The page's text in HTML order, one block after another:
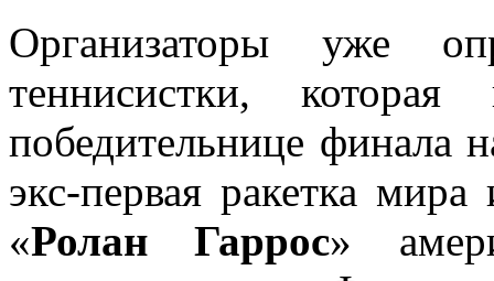
Организаторы уже
теннисистки,
победительнице финала
экс-первая ракетка
«Ролан Гаррос»